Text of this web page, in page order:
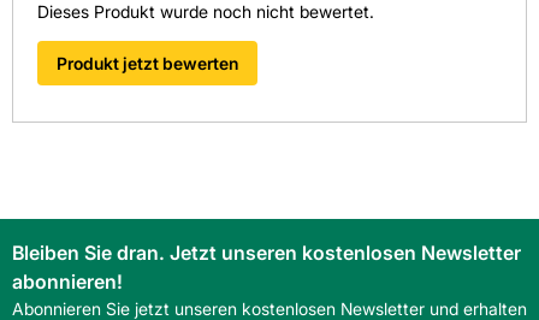
Dieses Produkt wurde noch nicht bewertet.
Produkt jetzt bewerten
Bleiben Sie dran. Jetzt unseren kostenlosen Newsletter
abonnieren!
Abonnieren Sie jetzt unseren kostenlosen Newsletter und erhalten